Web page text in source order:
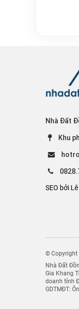
Nhà Đất
Khu
SEO bởi
© Copyright
Nhà Đất
Gia Khang
doanh tỉnh
GDTMĐT: